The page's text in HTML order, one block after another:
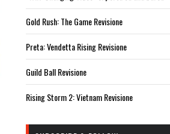
Gold Rush: The Game Revisione
Preta: Vendetta Rising Revisione
Guild Ball Revisione
Rising Storm 2: Vietnam Revisione